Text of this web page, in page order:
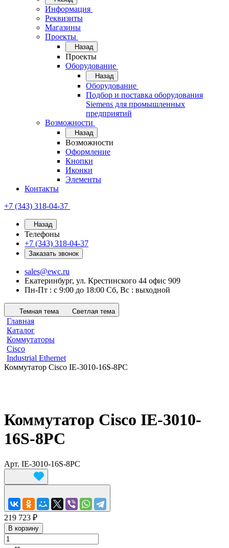
Информация
Реквизиты
Магазины
Проекты
Назад
Проекты
Оборудование
Назад
Оборудование
Подбор и поставка оборудования
Siemens для промышленных
предприятий
Возможности
Назад
Возможности
Оформление
Кнопки
Иконки
Элементы
Контакты
+7 (343) 318-04-37
Назад
Телефоны
+7 (343) 318-04-37
Заказать звонок
sales@ewc.ru
Екатеринбург, ул. Крестинского 44 офис 909
Пн-Пт : с 9:00 до 18:00 Сб, Вс : выходной
Темная тема Светлая тема
Главная
Каталог
Коммутаторы
Cisco
Industrial Ethernet
Коммутатор Cisco IE-3010-16S-8PC
Коммутатор Cisco IE-3010-
16S-8PC
Арт. IE-3010-16S-8PC
219 723 ₽
В корзину